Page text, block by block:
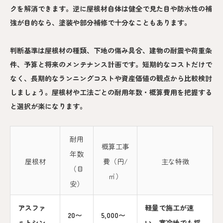
クを解消できます。逆に屋根材自体は健全で見た目や防水性の補
強が目的なら、塗装や部分補修で十分なこともあります。
判断基準は屋根材の種類、下地の傷み具合、建物の耐震や荷重条
件、予算と将来のメンテナンス計画です。短期的なコストだけで
なく、長期的なランニングコストや資産価値の観点から比較検討
しましょう。屋根材や工法ごとの耐用年数・概算費用を把握する
と選択が楽になります。
屋根材
耐用
年数
（目
安）
概算工事
費（円/
㎡）
主な特徴
アスファ
20〜 5,000〜
軽量で施工が速